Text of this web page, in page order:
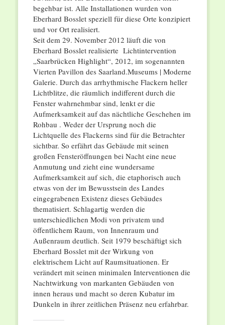
begehbar ist. Alle Installationen wurden von
Eberhard Bosslet speziell für diese Orte konzipiert
und vor Ort realisiert.
Seit dem 29. November 2012 läuft die von
Eberhard Bosslet realisierte Lichtintervention
„Saarbrücken Highlight“, 2012, im sogenannten
Vierten Pavillon des Saarland.Museums | Moderne
Galerie. Durch das arrhythmische Flackern heller
Lichtblitze, die räumlich indifferent durch die
Fenster wahrnehmbar sind, lenkt er die
Aufmerksamkeit auf das nächtliche Geschehen im
Rohbau . Weder der Ursprung noch die
Lichtquelle des Flackerns sind für die Betrachter
sichtbar. So erfährt das Gebäude mit seinen
großen Fensteröffnungen bei Nacht eine neue
Anmutung und zieht eine wundersame
Aufmerksamkeit auf sich, die etaphorisch auch
etwas von der im Bewusstsein des Landes
eingegrabenen Existenz dieses Gebäudes
thematisiert. Schlagartig werden die
unterschiedlichen Modi von privatem und
öffentlichem Raum, von Innenraum und
Außenraum deutlich. Seit 1979 beschäftigt sich
Eberhard Bosslet mit der Wirkung von
elektrischem Licht auf Raumsituationen. Er
verändert mit seinen minimalen Interventionen die
Nachtwirkung von markanten Gebäuden von
innen heraus und macht so deren Kubatur im
Dunkeln in ihrer zeitlichen Präsenz neu erfahrbar.